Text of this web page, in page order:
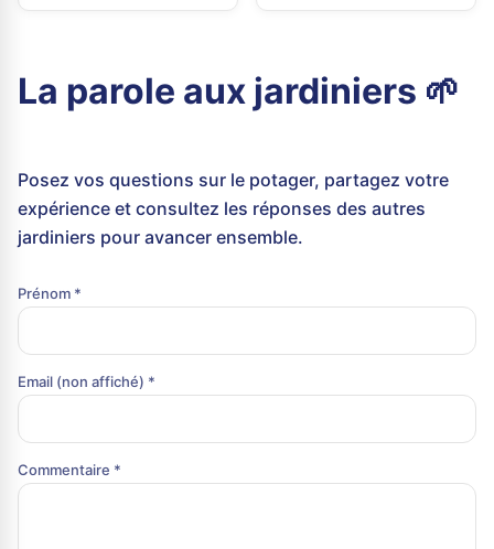
La parole aux jardiniers 🌱
Posez vos questions sur le potager, partagez votre
expérience et consultez les réponses des autres
jardiniers pour avancer ensemble.
Prénom *
Email (non affiché) *
Commentaire *